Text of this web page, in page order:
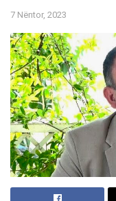
7 Nëntor, 2023